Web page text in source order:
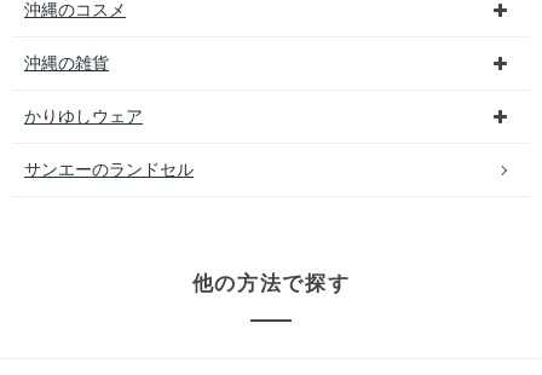
沖縄のコスメ
沖縄の雑貨
かりゆしウェア
サンエーのランドセル
他の方法で探す